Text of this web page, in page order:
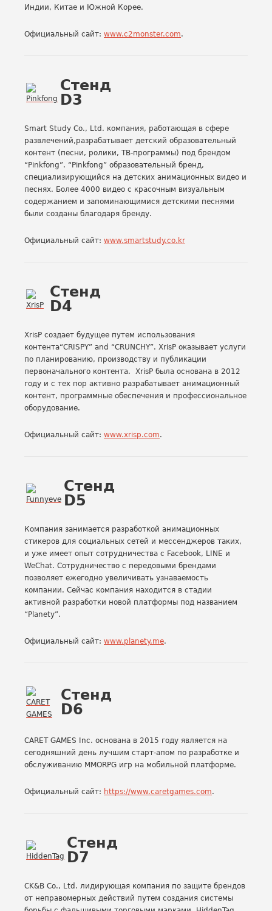
Индии, Китае и Южной Корее.
Официальный сайт: www.c2monster.com.
Стенд
D3
Smart Study Co., Ltd. компания, работающая в сфере
развлечений,разрабатывает детский образовательный
контент (песни, ролики, ТВ-программы) под брендом
“Pinkfong”. “Pinkfong” образовательный бренд,
специализирующийся на детских анимационных видео и
песнях. Более 4000 видео с красочным визуальным
содержанием и запоминающимися детскими песнями
были созданы благодаря бренду.
Официальный сайт: www.smartstudy.co.kr
Стенд
D4
XrisP создает будущее путем использования
контента“CRISPY” and “CRUNCHY”. XrisP оказывает услуги
по планированию, производству и публикации
первоначального контента. XrisP была основана в 2012
году и с тех пор активно разрабатывает анимационный
контент, программные обеспечения и профессиональное
оборудование.
Официальный сайт: www.xrisp.com.
Стенд
D5
Компания занимается разработкой анимационных
стикеров для социальных сетей и мессенджеров таких,
и уже имеет опыт сотрудничества с Facebook, LINE и
WeChat. Сотрудничество с передовыми брендами
позволяет ежегодно увеличивать узнаваемость
компании. Сейчас компания находится в стадии
активной разработки новой платформы под названием
“Planety”.
Официальный сайт: www.planety.me.
Стенд
D6
CARET GAMES Inc. основана в 2015 году является на
сегодняшний день лучшим старт-апом по разработке и
обслуживанию MMORPG игр на мобильной платформе.
Официальный сайт: https://www.caretgames.com.
Стенд
D7
CK&B Co., Ltd. лидирующая компания по защите брендов
от неправомерных действий путем создания системы